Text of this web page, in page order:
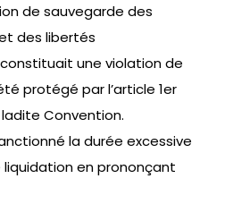
de sauvegarde des
des libertés
une violation de
protégé par l’article 1er
Convention.
la durée excessive
en prononçant